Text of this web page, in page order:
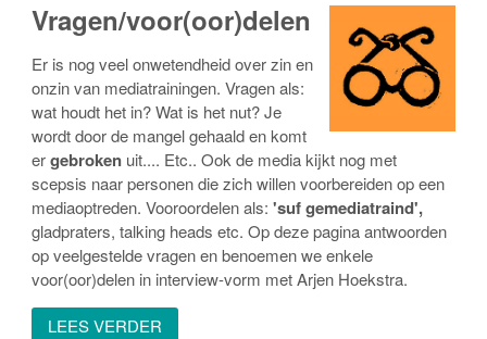
Vragen/voor(oor)delen
Er is nog veel onwetendheid over zin en
onzin van mediatrainingen. Vragen als:
wat houdt het in? Wat is het nut? Je
wordt door de mangel gehaald en komt
ergebroken uit.... Etc.. Ook de media kijkt nog met
scepsis naar personen die zich willen voorbereiden op een
mediaoptreden. Vooroordelen als: 'suf gemediatraind',
gladpraters, talking heads etc. Op deze pagina antwoorden
op veelgestelde vragen en benoemen we enkele
voor(oor)delen in interview-vorm met Arjen Hoekstra.
LEES VERDER